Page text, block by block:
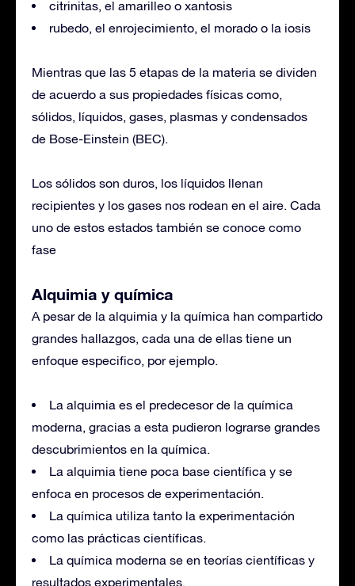
citrinitas, el amarilleo o xantosis
rubedo, el enrojecimiento, el morado o la iosis
Mientras que las 5 etapas de la materia se dividen
de acuerdo a sus propiedades físicas como,
sólidos, líquidos, gases, plasmas y condensados ​​
de Bose-Einstein (BEC).
Los sólidos son duros, los líquidos llenan
recipientes y los gases nos rodean en el aire. Cada
uno de estos estados también se conoce como
fase
Alquimia y química
A pesar de la alquimia y la química han compartido
grandes hallazgos, cada una de ellas tiene un
enfoque especifico, por ejemplo.
La alquimia es el predecesor de la química
moderna, gracias a esta pudieron lograrse grandes
descubrimientos en la química.
La alquimia tiene poca base científica y se
enfoca en procesos de experimentación.
La química utiliza tanto la experimentación
como las prácticas científicas.
La química moderna se en teorías científicas y
resultados experimentales,